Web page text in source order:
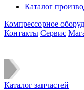
Каталог
Компрессорное
Контакты Сервис
Каталог запчастей